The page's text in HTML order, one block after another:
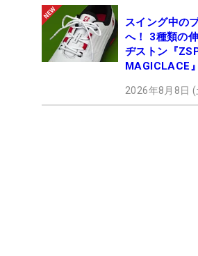
スイング中の
へ！ 3種類の
ヂストン『
MAGICLACE
2026年8月8日